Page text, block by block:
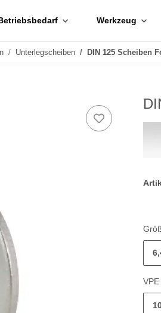
Werkzeug
Unterlegscheiben DIN 125 Scheiben
VPE